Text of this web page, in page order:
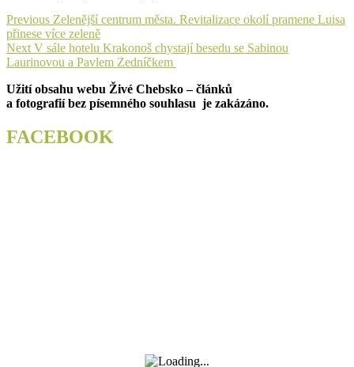
Navigace
pro
příspěvek
Previous Previous
post:
Zelenější centrum města. Revitalizace okolí pramene Luisa
přinese více zeleně
Next Next
post:
V sále hotelu Krakonoš chystají besedu se Sabinou
Laurinovou a Pavlem Zedníčkem
Užití obsahu webu Živé Chebsko – článků
a fotografií bez písemného souhlasu je zakázáno.
FACEBOOK